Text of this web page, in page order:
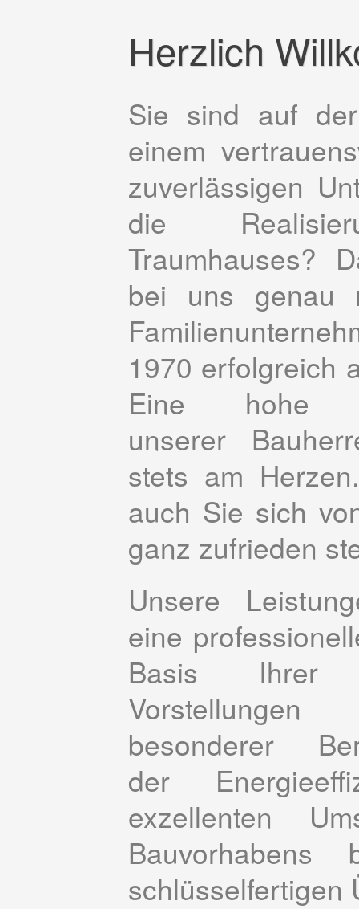
Herzlich
Sie sind auf
einem
zuverlässigen
die
Traumhauses?
bei uns genau
1970 erfolgreich
Eine hohe
unserer
stets am
auch Sie sich
ganz zufrieden
Unsere
eine
Basis Ihrer
besonderer
der
exzellenten
schlüsselfertigen